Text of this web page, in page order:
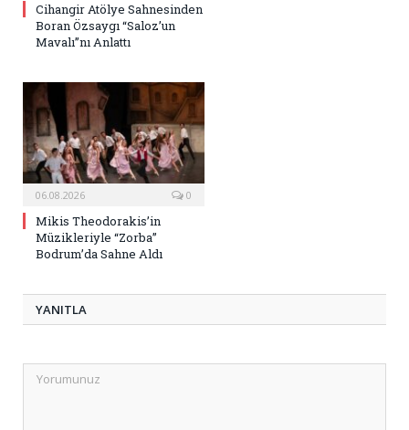
Cihangir Atölye Sahnesinden
Boran Özsaygı “Saloz’un
Mavalı”nı Anlattı
06.08.2026 0
Mikis Theodorakis’in
Müzikleriyle “Zorba”
Bodrum’da Sahne Aldı
YANITLA